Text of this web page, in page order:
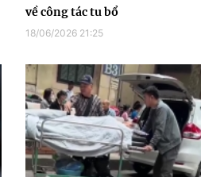
về công tác tu bổ
18/06/2026 21:25